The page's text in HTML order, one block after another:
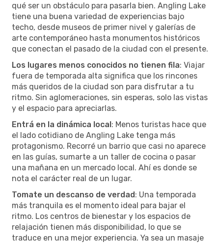
qué ser un obstáculo para pasarla bien. Angling Lake
tiene una buena variedad de experiencias bajo
techo, desde museos de primer nivel y galerías de
arte contemporáneo hasta monumentos históricos
que conectan el pasado de la ciudad con el presente.
Los lugares menos conocidos no tienen fila: Viajar
fuera de temporada alta significa que los rincones
más queridos de la ciudad son para disfrutar a tu
ritmo. Sin aglomeraciones, sin esperas, solo las vistas
y el espacio para apreciarlas.
Entrá en la dinámica local: Menos turistas hace que
el lado cotidiano de Angling Lake tenga más
protagonismo. Recorré un barrio que casi no aparece
en las guías, sumarte a un taller de cocina o pasar
una mañana en un mercado local. Ahí es donde se
nota el carácter real de un lugar.
Tomate un descanso de verdad: Una temporada
más tranquila es el momento ideal para bajar el
ritmo. Los centros de bienestar y los espacios de
relajación tienen más disponibilidad, lo que se
traduce en una mejor experiencia. Ya sea un masaje